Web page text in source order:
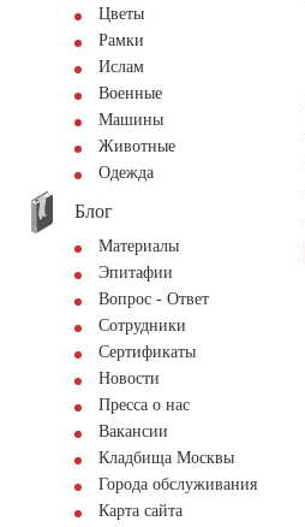
Цветы
Рамки
Ислам
Военные
Машины
Животные
Одежда
Блог
Материалы
Эпитафии
Вопрос - Ответ
Сотрудники
Сертификаты
Новости
Пресса о нас
Вакансии
Кладбища Москвы
Города обслуживания
Карта сайта